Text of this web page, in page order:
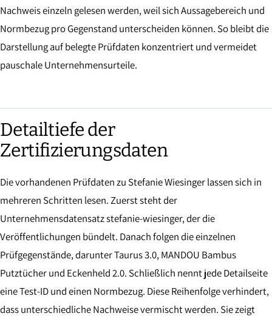
Nachweis einzeln gelesen werden, weil sich Aussagebereich und
Normbezug pro Gegenstand unterscheiden können. So bleibt die
Darstellung auf belegte Prüfdaten konzentriert und vermeidet
pauschale Unternehmensurteile.
Detailtiefe der
Zertifizierungsdaten
Die vorhandenen Prüfdaten zu Stefanie Wiesinger lassen sich in
mehreren Schritten lesen. Zuerst steht der
Unternehmensdatensatz stefanie-wiesinger, der die
Veröffentlichungen bündelt. Danach folgen die einzelnen
Prüfgegenstände, darunter Taurus 3.0, MANDOU Bambus
Putztücher und Eckenheld 2.0. Schließlich nennt jede Detailseite
eine Test-ID und einen Normbezug. Diese Reihenfolge verhindert,
dass unterschiedliche Nachweise vermischt werden. Sie zeigt